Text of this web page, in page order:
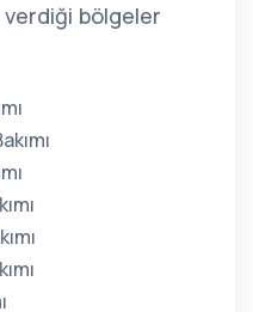
bölgeler